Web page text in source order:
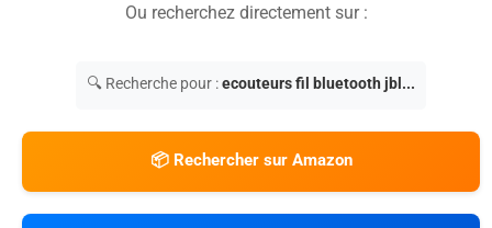
Ou recherchez directement sur :
🔍 Recherche pour :ecouteurs fil bluetooth jbl...
📦 Rechercher sur Amazon